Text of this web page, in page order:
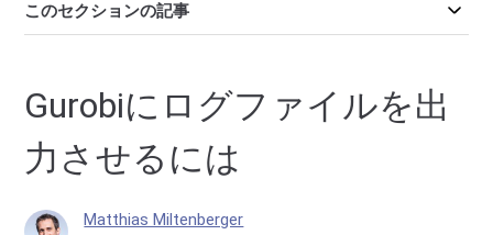
このセクションの記事
Gurobiにログファイルを出
力させるには
Matthias Miltenberger